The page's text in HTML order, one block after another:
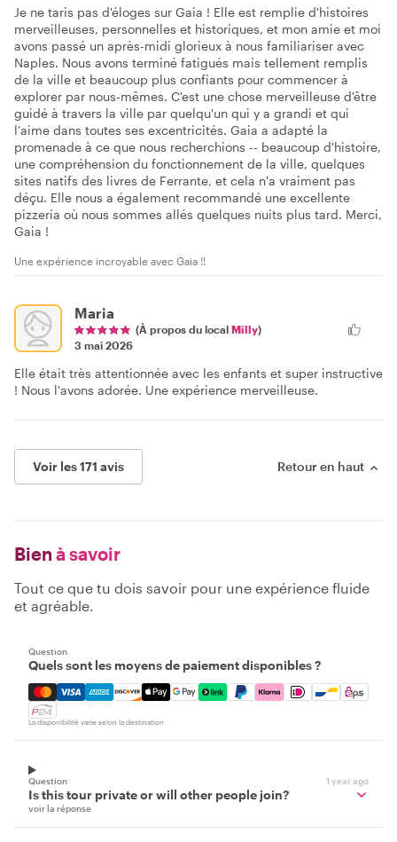
Je ne taris pas d'éloges sur Gaia ! Elle est remplie d'histoires
merveilleuses, personnelles et historiques, et mon amie et moi
avons passé un après-midi glorieux à nous familiariser avec
Naples. Nous avons terminé fatigués mais tellement remplis
de la ville et beaucoup plus confiants pour commencer à
explorer par nous-mêmes. C'est une chose merveilleuse d'être
guidé à travers la ville par quelqu'un qui y a grandi et qui
l'aime dans toutes ses excentricités. Gaia a adapté la
promenade à ce que nous recherchions -- beaucoup d'histoire,
une compréhension du fonctionnement de la ville, quelques
sites natifs des livres de Ferrante, et cela n'a vraiment pas
déçu. Elle nous a également recommandé une excellente
pizzeria où nous sommes allés quelques nuits plus tard. Merci,
Gaia !
Une expérience incroyable avec Gaia !!
Maria
(À propos du local Milly)
3 mai 2026
Elle était très attentionnée avec les enfants et super instructive
! Nous l'avons adorée. Une expérience merveilleuse.
Voir les 171 avis Retour en haut
Bien à savoir
Tout ce que tu dois savoir pour une expérience fluide
et agréable.
Question
Quels sont les moyens de paiement disponibles ?
Mastercard, Visa, Amex, Discover, Apple Pay, Google
La disponibilité varie selon la destination
Question 1 year ago
Is this tour private or will other people join?
voir la réponse